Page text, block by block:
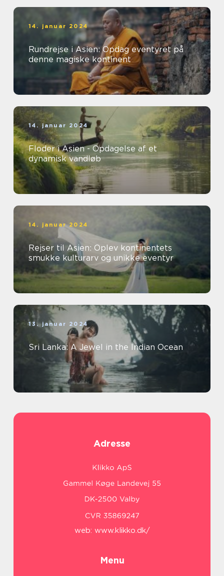
14. januar 2024
Rundrejse i Asien: Opdag eventyret på
denne magiske kontinent
14. januar 2024
Floder i Asien - Opdagelse af et
dynamisk vandløb
14. januar 2024
Rejser til Asien: Oplev kontinentets
smukke kulturarv og unikke eventyr
13. januar 2024
Sri Lanka: A Jewel in the Indian Ocean
Adresse
web: www.klikko.dk/
Menu